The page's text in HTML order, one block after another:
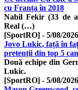
cu Franța în 2018
Nabil Fekir (33 de
Real (…)
[SportRO] - 5/08/2026
Jovo Lukic, față în
pretenții din top 5
Două echipe din
Lukic.
[SportRO] - 5/08/2026